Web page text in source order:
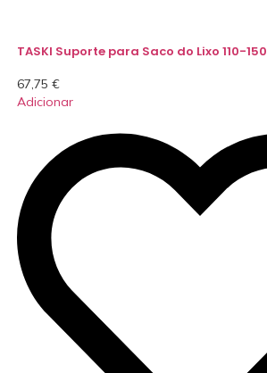
TASKI Suporte para Saco do Lixo 110-150
67,75 €
Adicionar